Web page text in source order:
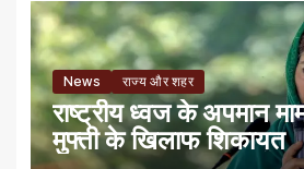
News राज्य और शहर
राष्ट्रीय ध्वज के अपमान
मुफ्ती के खिलाफ शिकायत